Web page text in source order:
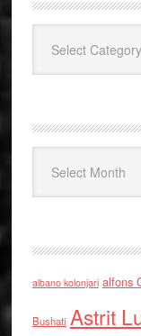
albano kolonjari alfons
Bushati Astrit